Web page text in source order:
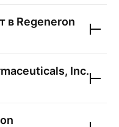
в Regeneron
Inc.